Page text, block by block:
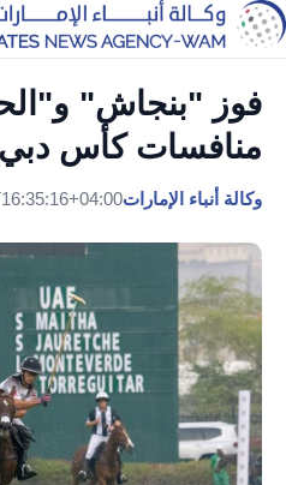
فوز "بنجاش"
منافسات كأس دبي
وكالة أنباء الإمارات